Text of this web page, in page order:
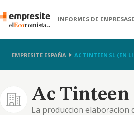
INFORMES DE EMPRESAS
EMPRESITE ESPAÑA AC TINTEEN SL (EN
Ac
La produccion elaboracion